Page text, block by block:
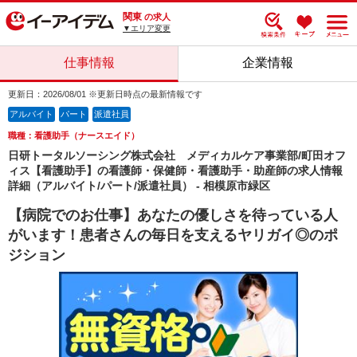
関東 の求人
▼エリア変更
仕事情報 企業情報
更新日：2026/08/01 ※更新日時点の最新情報です
アルバイト パート 派遣社員
職種：看護助手（ナースエイド）
日研トータルソーシング株式会社 メディカルケア事業部/町田オフ
ィス【看護助手】の看護師・保健師・看護助手・助産師の求人情報
詳細（アルバイト/パート/派遣社員） - 相模原市緑区
【病院でのお仕事】あなたの優しさを待っている人
がいます！患者さんの毎日を支えるヤリガイ◎のポ
ジション